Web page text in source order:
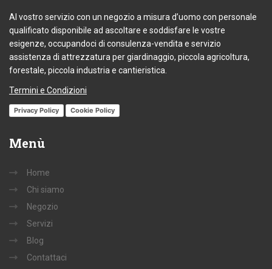
Al vostro servizio con un negozio a misura d’uomo con personale
qualificato disponibile ad ascoltare e soddisfare le vostre
esigenze, occupandoci di consulenza-vendita e servizio
assistenza di attrezzatura per giardinaggio, piccola agricoltura,
forestale, piccola industria e cantieristica.
Termini e Condizioni
Privacy Policy Cookie Policy
Menù
Home
Chi siamo
Negozio
Servizi
Blog
Contattaci